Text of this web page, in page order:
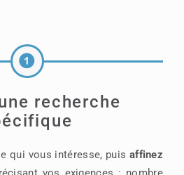
recherche
qui vous intéresse, puis affinez